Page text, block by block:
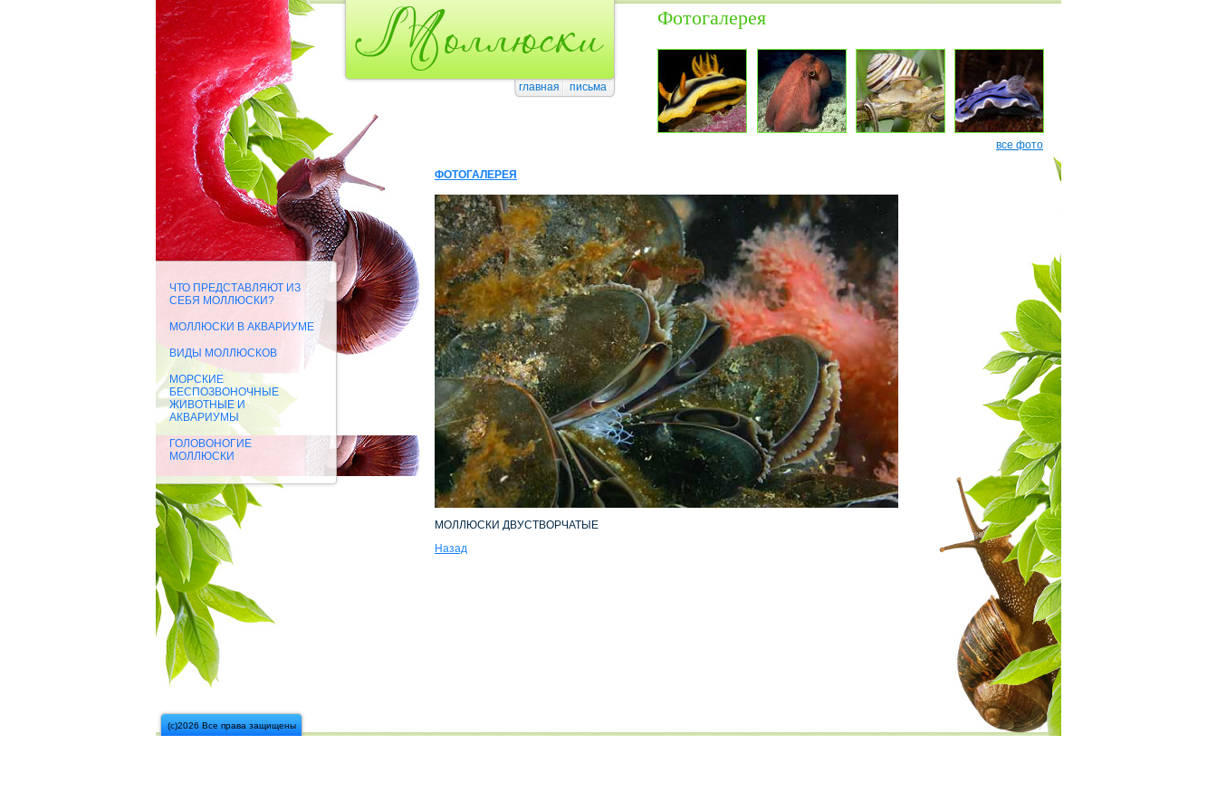
Фотогалерея
главная письма
все фото
ЧТО ПРЕДСТАВЛЯЮТ ИЗ
СЕБЯ МОЛЛЮСКИ?
МОЛЛЮСКИ В АКВАРИУМЕ
ВИДЫ МОЛЛЮСКОВ
МОРСКИЕ
БЕСПОЗВОНОЧНЫЕ
ЖИВОТНЫЕ И
АКВАРИУМЫ
ГОЛОВОНОГИЕ
МОЛЛЮСКИ
ФОТОГАЛЕРЕЯ
МОЛЛЮСКИ ДВУСТВОРЧАТЫЕ
Hазад
(с)2026 Все права защищены